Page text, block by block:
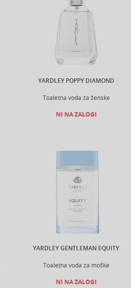
YARDLEY POPPY DIAMOND
Toaletna voda za ženske
NI NA ZALOGI
YARDLEY GENTLEMAN EQUITY
Toaletna voda za moške
NI NA ZALOGI